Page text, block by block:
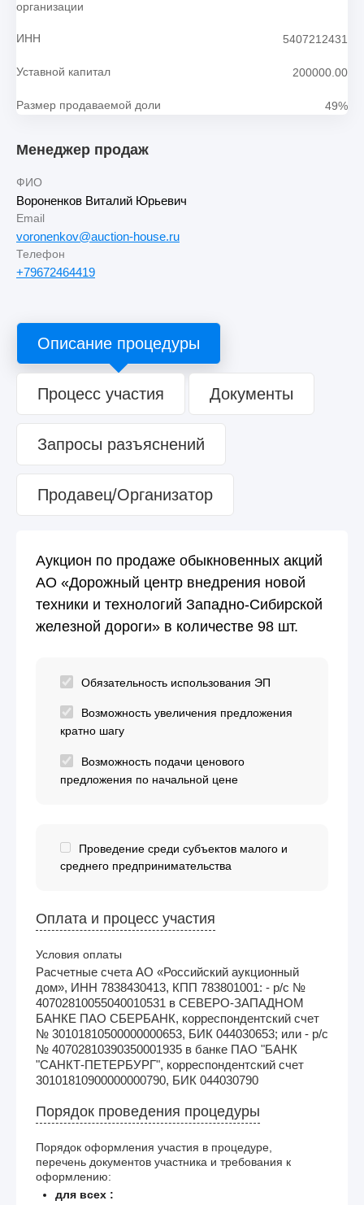
организации
ИНН 5407212431
Уставной капитал 200000.00
Размер продаваемой доли 49%
Менеджер продаж
ФИО
Вороненков Виталий Юрьевич
Email
voronenkov@auction-house.ru
Телефон
+79672464419
Описание процедуры
Процесс участия Документы
Запросы разъяснений
Продавец/Организатор
Аукцион по продаже обыкновенных акций
АО «Дорожный центр внедрения новой
техники и технологий Западно-Сибирской
железной дороги» в количестве 98 шт.
Обязательность использования ЭП
Возможность увеличения предложения
кратно шагу
Возможность подачи ценового
предложения по начальной цене
Проведение среди субъектов малого и
среднего предпринимательства
Оплата и процесс участия
Условия оплаты
Расчетные счета АО «Российский аукционный
дом», ИНН 7838430413, КПП 783801001: - р/с №
40702810055040010531 в СЕВЕРО-ЗАПАДНОМ
БАНКЕ ПАО СБЕРБАНК, корреспондентский счет
№ 30101810500000000653, БИК 044030653; или - р/с
№ 40702810390350001935 в банке ПАО "БАНК
"САНКТ-ПЕТЕРБУРГ", корреспондентский счет
30101810900000000790, БИК 044030790
Порядок проведения процедуры
Порядок оформления участия в процедуре,
перечень документов участника и требования к
оформлению:
для всех :